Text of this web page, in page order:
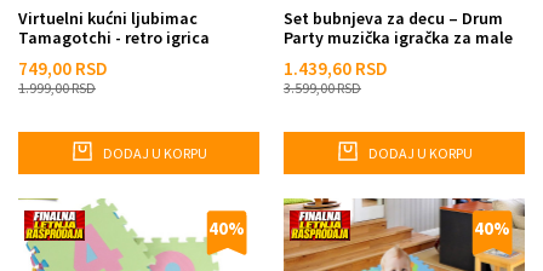
Virtuelni kućni ljubimac
Tamagotchi - retro igrica
749,00 RSD
1.999,00RSD
DODAJ U KORPU
Set bubnjeva za decu – Drum
Party muzička igračka za male
1.439,60 RSD
3.599,00RSD
DODAJ U KORPU
40% 40%